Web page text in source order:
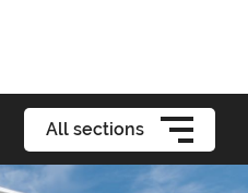
All sections